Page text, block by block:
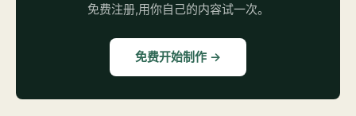
免费注册,用你自己的内容试一次。
免费开始制作 →